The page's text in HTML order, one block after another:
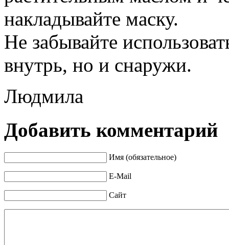
накладывайте маску.
Не забывайте
внутрь, но и снаружи.
Людмила
Добавить комментарий
Имя (обязательное)
E-Mail
Сайт